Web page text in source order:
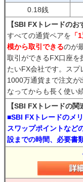
0.18銭
【SBI FXトレードのお
すべての通貨ペアを
模から取引できるのが
取引ができるFX口座を
たいFX会社です。ス
1000万通貨まで注文が
なってからも長く使い
【SBI FXトレードの関
■SBI FXトレードのメ
スワップポイントなど
設までの時間、必要書